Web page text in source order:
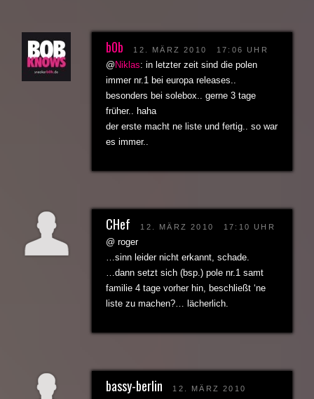
b0b 12. MÄRZ 2010 17:06 UHR
@ Niklas: in letzter zeit sind die polen
immer nr.1 bei europa releases..
besonders bei solebox.. gerne 3 tage
früher.. haha
der erste macht ne liste und fertig.. so war
es immer..
CHef 12. MÄRZ 2010 17:10 UHR
@ roger
…sinn leider nicht erkannt, schade.
…dann setzt sich (bsp.) pole nr.1 samt
familie 4 tage vorher hin, beschließt ‘ne
liste zu machen?… lächerlich.
bassy-berlin
12. MÄRZ 2010